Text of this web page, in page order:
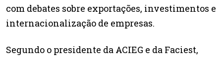
com debates sobre exportações, investimentos e
internacionalização de empresas.
Segundo o presidente da ACIEG e da Faciest,